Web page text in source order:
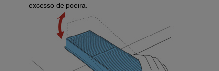
excesso de poeira.